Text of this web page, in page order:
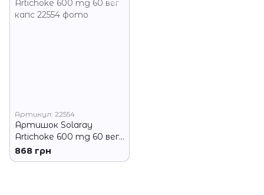
Артикул: 22554
Артишок Solaray
Artichoke 600 mg 60 вег
капс
868 грн